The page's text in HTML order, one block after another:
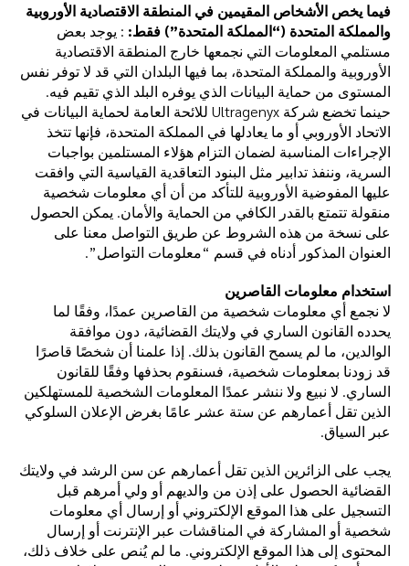
فيما يخص الأشخاص المقيمين في المنطقة الاقتصادية الأوروبية
والمملكة المتحدة (“المملكة المتحدة”) فقط: : يوجد بعض
مستلمي المعلومات التي نجمعها خارج المنطقة الاقتصادية
الأوروبية والمملكة المتحدة، بما فيها البلدان التي قد لا توفر نفس
المستوى من حماية البيانات الذي يوفره البلد الذي تقيم فيه.
حينما تخضع شركة Ultragenyx للائحة العامة لحماية البيانات في
الاتحاد الأوروبي أو ما يعادلها في المملكة المتحدة، فإنها تتخذ
الإجراءات المناسبة لضمان التزام هؤلاء المستلمين بواجبات
السرية، وننفذ تدابير مثل البنود التعاقدية القياسية التي وافقت
عليها المفوضية الأوروبية للتأكد من أن أي معلومات شخصية
منقولة تتمتع بالقدر الكافي من الحماية والأمان. يمكن الحصول
على نسخة من هذه الشروط عن طريق التواصل معنا على
العنوان المذكور أدناه في قسم “معلومات التواصل”.
استخدام معلومات القاصرين
لا نجمع أي معلومات شخصية من القاصرين عمدًا، وفقًا لما
يحدده القانون الساري في ولايتك القضائية، دون موافقة
الوالدين، ما لم يسمح القانون بذلك. إذا علمنا أن شخصًا قاصرًا
قد زودنا بمعلومات شخصية، فسنقوم بحذفها وفقًا للقانون
الساري. لا نبيع ولا ننشر عمدًا المعلومات الشخصية للمستهلكين
الذين تقل أعمارهم عن ستة عشر عامًا بغرض الإعلان السلوكي
عبر السياق.
يجب على الزائرين الذين تقل أعمارهم عن سن الرشد في ولايتك
القضائية الحصول على إذن من والديهم أو ولي أمرهم قبل
التسجيل على هذا الموقع الإلكتروني أو إرسال أي معلومات
شخصية أو المشاركة في المناقشات عبر الإنترنت أو إرسال
المحتوى إلى هذا الموقع الإلكتروني. ما لم يُنص على خلاف ذلك،